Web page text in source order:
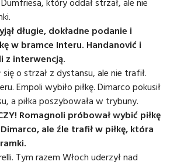
długie, dokładne podanie i
w bramce Interu. Handanović i
z interwencją.
się o strzał z dystansu, ale nie trafił.
Empoli wybiło piłkę. Dimarco pokusił
a piłka poszybowała w trybuny.
Romagnoli próbował wybić piłkę
ale źle trafił w piłkę, która
Tym razem Włoch uderzył nad